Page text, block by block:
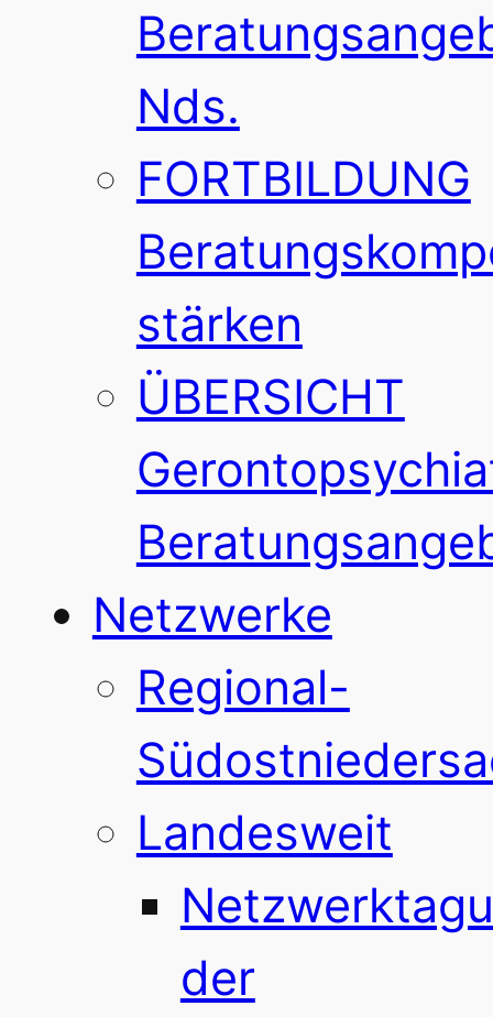
Nds.
FORTBILDUNG
stärken
ÜBERSICHT
Netzwerke
Regional-
Landesweit
der